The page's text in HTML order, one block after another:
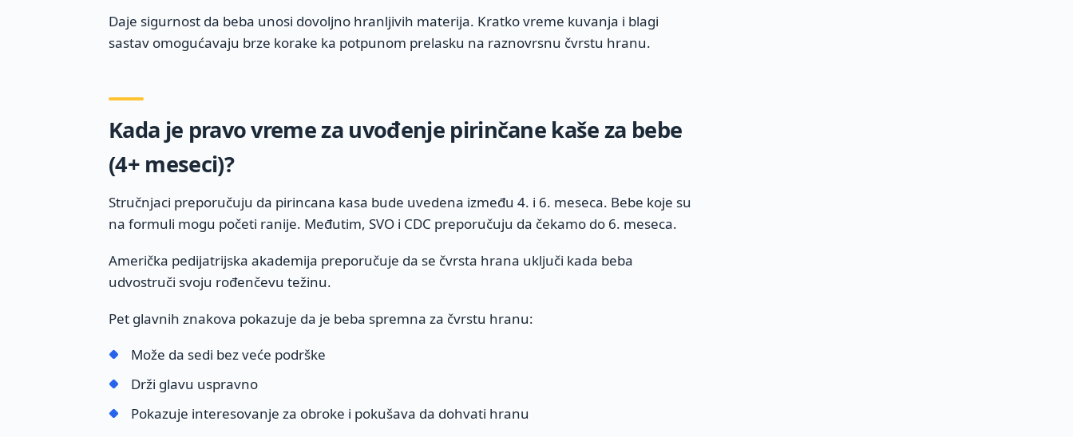
Daje sigurnost da beba unosi dovoljno hranljivih materija. Kratko vreme kuvanja i blagi
sastav omogućavaju brze korake ka potpunom prelasku na raznovrsnu čvrstu hranu.
Kada je pravo vreme za uvođenje pirinčane kaše za bebe
(4+ meseci)?
Stručnjaci preporučuju da pirincana kasa bude uvedena između 4. i 6. meseca. Bebe koje su
na formuli mogu početi ranije. Međutim, SVO i CDC preporučuju da čekamo do 6. meseca.
Američka pedijatrijska akademija preporučuje da se čvrsta hrana uključi kada beba
udvostruči svoju rođenčevu težinu.
Pet glavnih znakova pokazuje da je beba spremna za čvrstu hranu:
Može da sedi bez veće podrške
Drži glavu uspravno
Pokazuje interesovanje za obroke i pokušava da dohvati hranu